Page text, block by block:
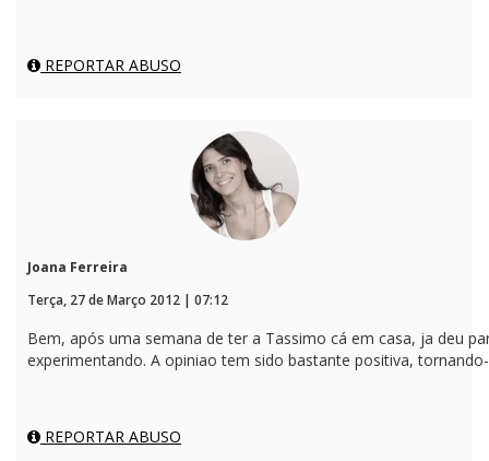
REPORTAR ABUSO
Joana Ferreira
Terça, 27 de Março 2012 | 07:12
Bem, após uma semana de ter a Tassimo cá em casa, ja deu
experimentando. A opiniao tem sido bastante positiva,
REPORTAR ABUSO